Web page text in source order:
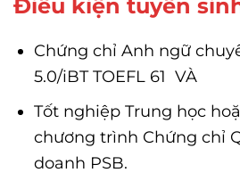
Điều kiện tuyển
Chứng chỉ Anh ngữ
5.0/iBT TOEFL 61 VÀ
Tốt nghiệp Trung học
chương trình Chứng chỉ
doanh PSB.